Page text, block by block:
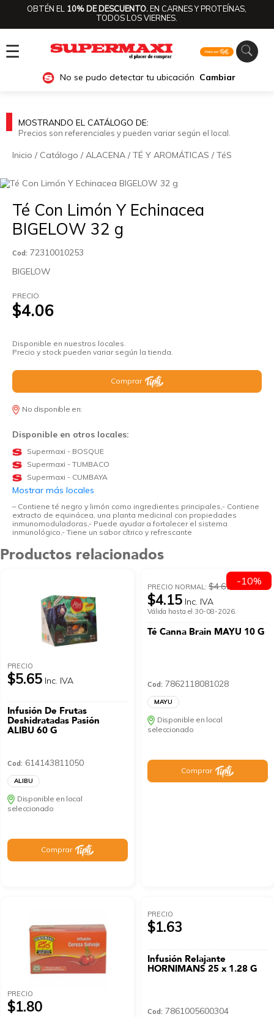
OBTÉN EL 10% DE DESCUENTO.EN CARNES Y PROTEÍNAS,
TODOS LOS VIERNES.
☰
No se pudo detectar tu ubicación Cambiar
MOSTRANDO EL CATÁLOGO DE:
Precios son referenciales y pueden variar según el local.
Inicio / Catálogo /ALACENA /TÉ Y AROMÁTICAS /TéS
Té Con Limón Y Echinacea
BIGELOW 32 g
Cod: 72310010253
BIGELOW
PRECIO
$4.06
Disponible en nuestros locales.
Precio y stock pueden variar según la tienda.
Comprar
No disponible en:
Disponible en otros locales:
Supermaxi - BOSQUE
Supermaxi - TUMBACO
Supermaxi - CUMBAYA
Mostrar más locales
– Contiene té negro y limón como ingredientes principales,- Contiene
extracto de equinácea, una planta medicinal con propiedades
inmunomoduladoras,- Puede ayudar a fortalecer el sistema
inmunológico,- Tiene un sabor cítrico y refrescante
Productos relacionados
PRECIO
$5.65 Inc. IVA
Infusión De Frutas
Deshidratadas Pasión
ALIBU 60 G
Cod: 614143811050
ALIBU
Disponible en local
seleccionado
Comprar
PRECIO NORMAL:$4.61
$4.15 Inc. IVA
Válida hasta el 30-08-2026.
Té Canna Brain MAYU 10 G
Cod: 7862118081028
MAYU
Disponible en local
seleccionado
Comprar
-10%
PRECIO
$1.80
PRECIO
$1.63
Infusión Relajante
HORNIMANS 25 x 1.28 G
Cod: 7861005600304